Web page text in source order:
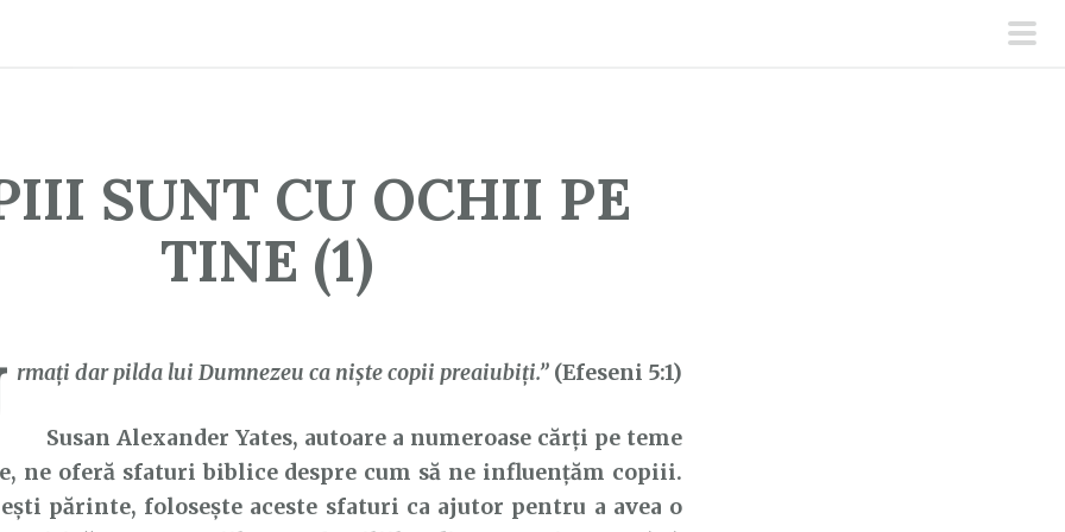
SUNT CU OCHII PE
TINE (1)
rmaţi dar pilda lui Dumnezeu ca nişte copii preaiubiţi.” (Efeseni 5:1)
Susan Alexander Yates, autoare a numeroase cărți pe teme
ne oferă sfaturi biblice despre cum să ne influențăm copiii.
ești părinte, folosește aceste sfaturi ca ajutor pentru a avea o